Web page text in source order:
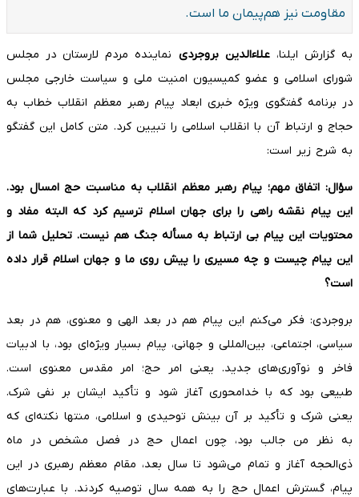
مقاومت نیز هم‌پیمان ما است.
به گزارش ایلنا،علاء‌الدین بروجردی نماینده مردم لارستان در مجلس
شورای اسلامی و عضو کمیسیون امنیت ملی و سیاست خارجی مجلس
در برنامه گفتگوی ویژه خبری ابعاد پیام رهبر معظم انقلاب خطاب به
حجاج و ارتباط آن با انقلاب اسلامی را تبیین کرد. متن کامل این گفتگو
به شرح زیر است:
سؤال: اتفاق مهم؛ پیام رهبر معظم انقلاب به مناسبت حج امسال بود.
این پیام نقشه راهی را برای جهان اسلام ترسیم کرد که البته مفاد و
محتویات این پیام بی ارتباط به مسأله جنگ هم نیست. تحلیل شما از
این پیام چیست و چه مسیری را پیش روی ما و جهان اسلام قرار داده
است؟
بروجردی: فکر می‌کنم این پیام هم در بعد الهی و معنوی، هم در بعد
سیاسی، اجتماعی، بین‌المللی و جهانی، پیام بسیار ویژه‌ای بود، با ادبیات
فاخر و نوآوری‌های جدید. یعنی امر حج؛ امر مقدس معنوی است.
طبیعی بود که با خدامحوری آغاز شود و تأکید ایشان بر نفی شرک.
یعنی شرک و تأکید بر آن بینش توحیدی و اسلامی، منتها نکته‌ای که
به نظر من جالب بود، چون اعمال حج در فصل مشخص در ماه
ذی‌الحجه آغاز و تمام می‌شود تا سال بعد، مقام معظم رهبری در این
پیام، گسترش اعمال حج را به همه سال توصیه کردند. با عبارت‌های